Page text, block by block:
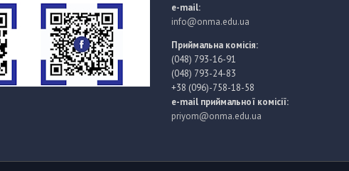
e-mail:
info@onma.edu.ua
Приймальна комісія:
(048) 793-16-91
(048) 793-24-83
+38 (096)-758-18-58
e-mail приймальної комісії:
priyom@onma.edu.ua